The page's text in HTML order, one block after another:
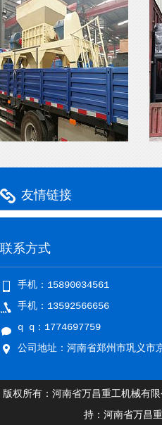
友情链接
联系方式
手机：15890034561
手机：13592566656
q q：1774697759
公司地址：河南省郑州市巩义市
版权所有：河南省万昌重工机械有
持：河南省万昌